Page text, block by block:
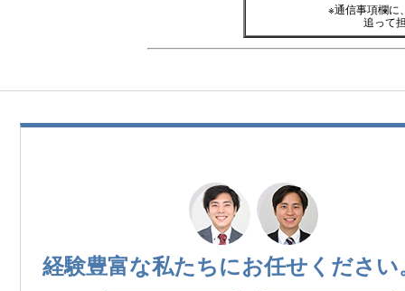
※通信事項欄に
追って
経験豊富な私たちにお任せください